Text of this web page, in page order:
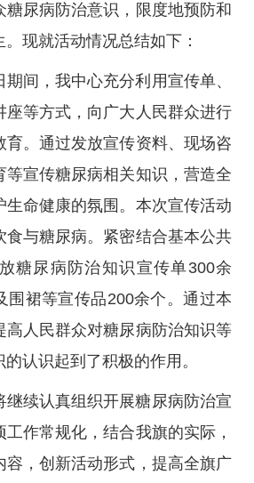
糖尿病防治意识，限度地预防和
现就活动情况总结如下：
间，我中心充分利用宣传单、
座等方式，向广大人民群众进行
育。通过发放宣传资料、现场咨
等宣传糖尿病相关知识，营造全
生命健康的氛围。本次宣传活动
食与糖尿病。紧密结合基本公共
糖尿病防治知识宣传单300余
围裙等宣传品200余个。通过本
高人民群众对糖尿病防治知识等
认识起到了积极的作用。
继续认真组织开展糖尿病防治宣
作常规化，结合我旗的实际，
容，创新活动形式，提高全旗广